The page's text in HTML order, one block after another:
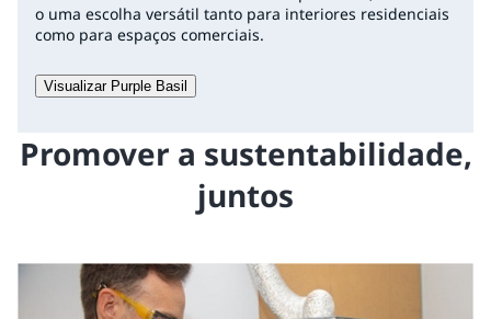
o uma escolha versátil tanto para interiores residenciais
como para espaços comerciais.
Visualizar Purple Basil
Promover a sustentabilidade,
juntos